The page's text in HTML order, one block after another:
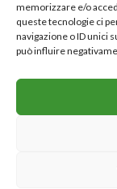
memorizzare e/o
queste tecnologie ci
navigazione o ID unici
può influire
VIEW
© Copyright